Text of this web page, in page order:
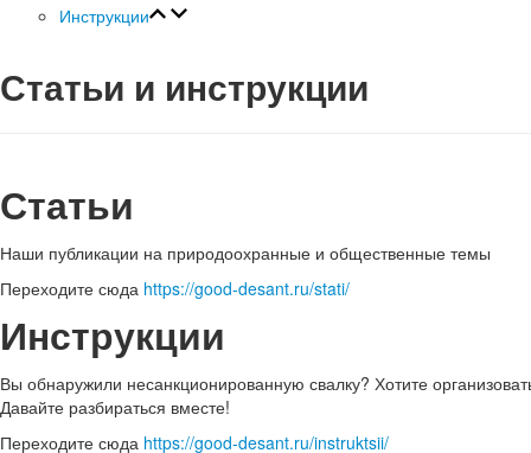
Инструкции
Статьи и инструкции
Статьи
Наши публикации на природоохранные и общественные темы
Переходите сюда https://good-desant.ru/stati/
Инструкции
Вы обнаружили несанкционированную свалку? Хотите
Давайте разбираться вместе!
Переходите сюда https://good-desant.ru/instruktsii/